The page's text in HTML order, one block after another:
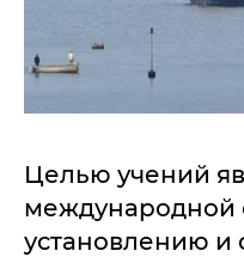
Целью учений
международной
установлению